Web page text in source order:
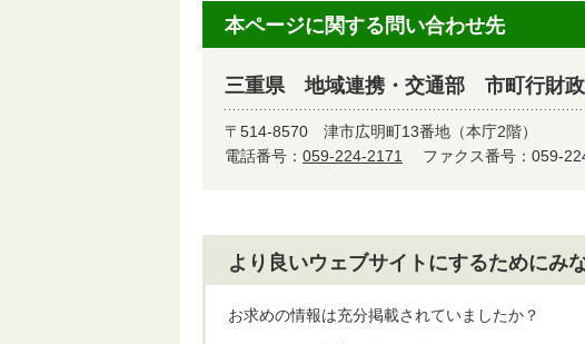
本ページに関する問い合わせ先
三重県 地域連携・交通部 市町行財
〒514-8570 津市広明町13番地（本庁2階）
電話番号： 059-224-2171 ファクス番号：059-
より良いウェブサイトにするためにみ
お求めの情報は充分掲載されていましたか？